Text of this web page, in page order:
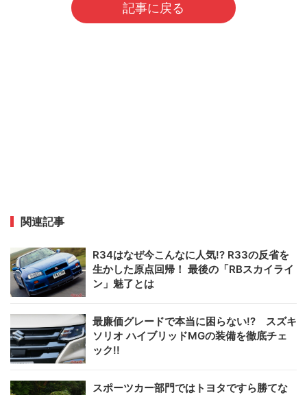
記事に戻る
関連記事
R34はなぜ今こんなに人気!? R33の反省を
生かした原点回帰！ 最後の「RBスカイライ
ン」魅了とは
最廉価グレードで本当に困らない!? スズキ
ソリオ ハイブリッドMGの装備を徹底チェ
ック!!
スポーツカー部門ではトヨタですら勝てな